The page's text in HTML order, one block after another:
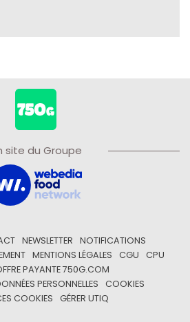
site du Groupe
NEWSLETTER
NOTIFICATIONS
MENTIONS LÉGALES CGU
CPU
PAYANTE 750G.COM
PERSONNELLES
COOKIES
COOKIES
GÉRER UTIQ